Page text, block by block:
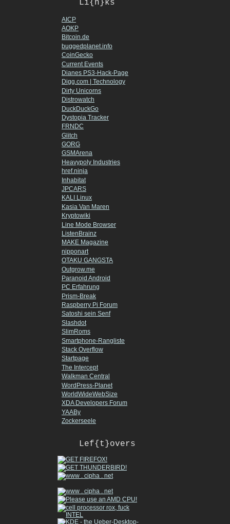
Li{n}ks
AICP
AOKP
Bitcoin.de
buggedplanet.info
CoinGecko
Current Events
Dianes PS3-Hack-Page
Digg.com | Technology
Dirty Unicorns
Distrowatch
DuckDuckGo
Dystopia Tracker
FRNDC
Glitch
GORG
GSMArena
Heavypoly Industries
href.ninja
Inhabitat
JPCARS
KALI Linux
Kasia Van Maren
Kryptowiki
Line Mode Browser
ListenBrainz
MAKE Magazine
nipponart
OTAKU GANGSTA
Outgrow.me
Paranoid Android
PC Erfahrung
Prism-Break
Raspberry Pi Forum
Satoshi sein Senf
Slashdot
SlimRoms
Smartphone-Rangliste
Stack Overflow
Startpage
The Intercept
Walkman Central
WordPress-Planet
WorldWideWebSize
XDA Developers Forum
YAABy
Zockerseele
Lef{t}overs